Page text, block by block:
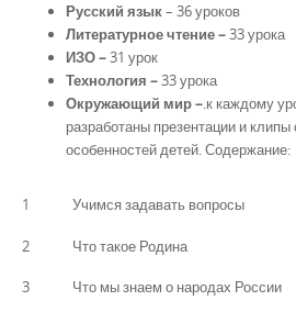
Русский язык– 36 уроков
Литературное чтение –33 урока
ИЗО –31 урок
Технология –33 урока
Окружающий мир –.к каждому
разработаны презентации и
особенностей детей. Содержание:
1 Учимся задавать вопросы
2 Что такое Родина
3 Что мы знаем о народах России